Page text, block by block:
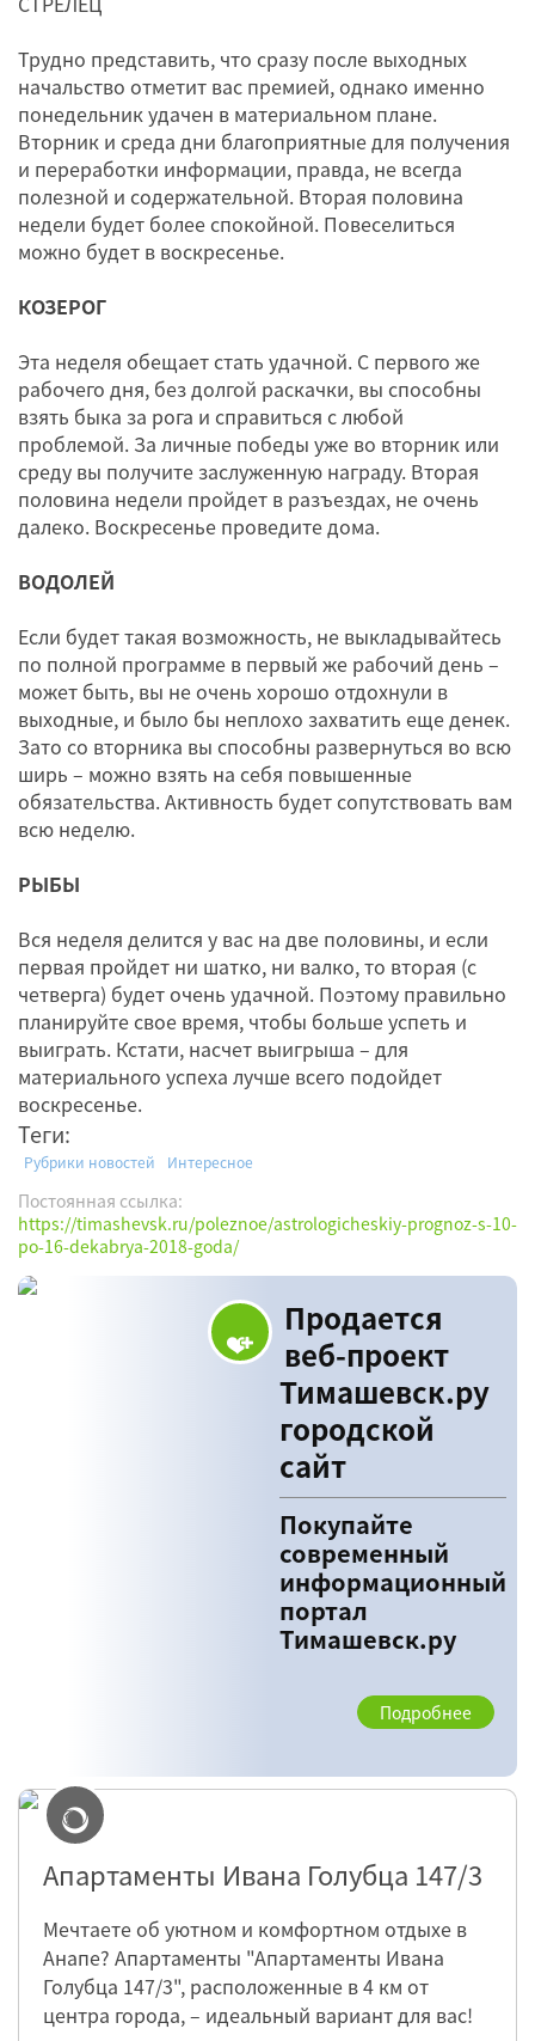
Трудно представить, что сразу после выходных
начальство отметит вас премией, однако именно
понедельник удачен в материальном плане.
Вторник и среда дни благоприятные для получения
и переработки информации, правда, не всегда
полезной и содержательной. Вторая половина
недели будет более спокойной. Повеселиться
можно будет в воскресенье.
КОЗЕРОГ
Эта неделя обещает стать удачной. С первого же
рабочего дня, без долгой раскачки, вы способны
взять быка за рога и справиться с любой
проблемой. За личные победы уже во вторник или
среду вы получите заслуженную награду. Вторая
половина недели пройдет в разъездах, не очень
далеко. Воскресенье проведите дома.
ВОДОЛЕЙ
Если будет такая возможность, не выкладывайтесь
по полной программе в первый же рабочий день –
может быть, вы не очень хорошо отдохнули в
выходные, и было бы неплохо захватить еще денек.
Зато со вторника вы способны развернуться во всю
ширь – можно взять на себя повышенные
обязательства. Активность будет сопутствовать вам
всю неделю.
РЫБЫ
Вся неделя делится у вас на две половины, и если
первая пройдет ни шатко, ни валко, то вторая (с
четверга) будет очень удачной. Поэтому правильно
планируйте свое время, чтобы больше успеть и
выиграть. Кстати, насчет выигрыша – для
материального успеха лучше всего подойдет
воскресенье.
Теги:
Рубрики новостей Интересное
Постоянная ссылка:
https://timashevsk.ru/poleznoe/astrologicheskiy-prognoz-s-10-
po-16-dekabrya-2018-goda/
Продается
веб-проект
Тимашевск.ру
городской
сайт
Покупайте
современный
информационный
портал
Тимашевск.ру
Подробнее
Апартаменты Ивана Голубца 147/3
Мечтаете об уютном и комфортном отдыхе в
Анапе? Апартаменты "Апартаменты Ивана
Голубца 147/3", расположенные в 4 км от
центра города, – идеальный вариант для вас!